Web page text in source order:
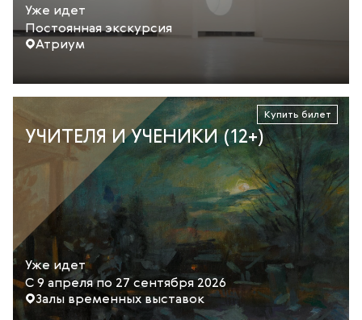
Уже идет
Постоянная экскурсия
Атриум
Купить билет
УЧИТЕЛЯ И УЧЕНИКИ (12+)
Уже идет
С 9 апреля по 27 сентября 2026
Залы временных выставок